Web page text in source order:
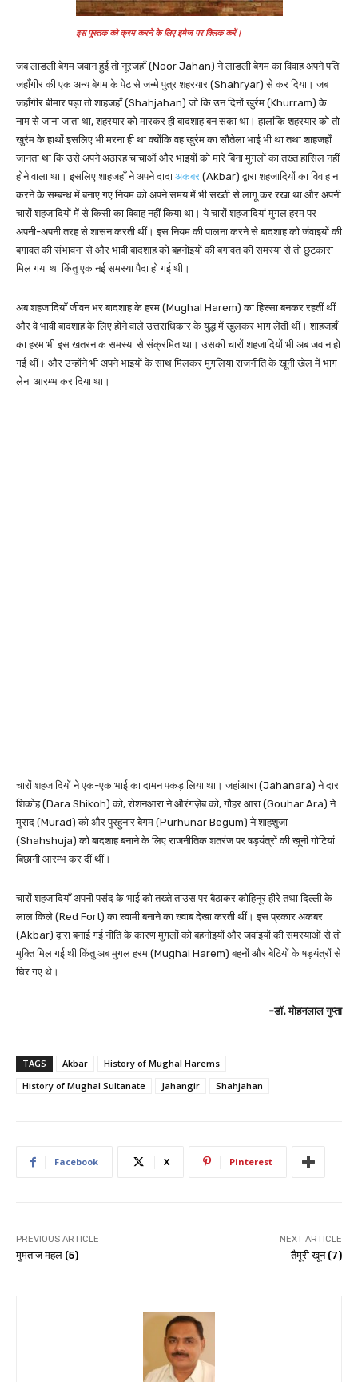
इस पुस्तक को क्रम करने के लिए इमेज पर क्लिक करें।
जब लाडली बेगम जवान हुई तो नूरजहाँ (Noor Jahan) ने लाडली बेगम का विवाह अपने पति
जहाँगीर की एक अन्य बेगम के पेट से जन्मे पुत्र शहरयार (Shahryar) से कर दिया। जब
जहाँगीर बीमार पड़ा तो शाहजहाँ (Shahjahan) जो कि उन दिनों खुर्रम (Khurram) के
नाम से जाना जाता था, शहरयार को मारकर ही बादशाह बन सका था। हालांकि शहरयार को तो
खुर्रम के हाथों इसलिए भी मरना ही था क्योंकि वह खुर्रम का सौतेला भाई भी था तथा शाहजहाँ
जानता था कि उसे अपने अठारह चाचाओं और भाइयों को मारे बिना मुगलों का तख्त हासिल नहीं
होने वाला था। इसलिए शाहजहाँ ने अपने दादा अकबर (Akbar) द्वारा शहजादियों का विवाह न
करने के सम्बन्ध में बनाए गए नियम को अपने समय में भी सख्ती से लागू कर रखा था और अपनी
चारों शहजादियों में से किसी का विवाह नहीं किया था। ये चारों शहजादियां मुगल हरम पर
अपनी-अपनी तरह से शासन करती थीं। इस नियम की पालना करने से बादशाह को जंवाइयों की
बगावत की संभावना से और भावी बादशाह को बहनोइयों की बगावत की समस्या से तो छुटकारा
मिल गया था किंतु एक नई समस्या पैदा हो गई थी।
अब शहजादियाँ जीवन भर बादशाह के हरम (Mughal Harem) का हिस्सा बनकर रहतीं थीं
और वे भावी बादशाह के लिए होने वाले उत्तराधिकार के युद्ध में खुलकर भाग लेती थीं। शाहजहाँ
का हरम भी इस खतरनाक समस्या से संक्रमित था। उसकी चारों शहजादियों भी अब जवान हो
गई थीं। और उन्होंने भी अपने भाइयों के साथ मिलकर मुगलिया राजनीति के खूनी खेल में भाग
लेना आरम्भ कर दिया था।
चारों शहजादियों ने एक-एक भाई का दामन पकड़ लिया था। जहांआरा (Jahanara) ने दारा
शिकोह (Dara Shikoh) को, रोशनआरा ने औरंगज़ेब को, गौहर आरा (Gouhar Ara) ने
मुराद (Murad) को और पुरहुनार बेगम (Purhunar Begum) ने शाहशुजा
(Shahshuja) को बादशाह बनाने के लिए राजनीतिक शतरंज पर षड़यंत्रों की खूनी गोटियां
बिछानी आरम्भ कर दीं थीं।
चारों शहजादियाँ अपनी पसंद के भाई को तख्ते ताउस पर बैठाकर कोहिनूर हीरे तथा दिल्ली के
लाल किले (Red Fort) का स्वामी बनाने का ख्वाब देखा करती थीं। इस प्रकार अकबर
(Akbar) द्वारा बनाई गई नीति के कारण मुगलों को बहनोइयों और जवांइयों की समस्याओं से तो
मुक्ति मिल गई थी किंतु अब मुगल हरम (Mughal Harem) बहनों और बेटियों के षड़यंत्रों से
घिर गए थे।
-डॉ. मोहनलाल गुप्ता
TAGS Akbar
History of Mughal Harems
History of Mughal Sultanate
Jahangir Shahjahan
Facebook X Pinterest
PREVIOUS ARTICLE
मुमताज महल (5)
NEXT ARTICLE
तैमूरी खून (7)